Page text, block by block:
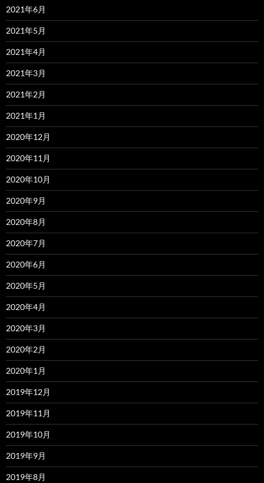
2021年6月
2021年5月
2021年4月
2021年3月
2021年2月
2021年1月
2020年12月
2020年11月
2020年10月
2020年9月
2020年8月
2020年7月
2020年6月
2020年5月
2020年4月
2020年3月
2020年2月
2020年1月
2019年12月
2019年11月
2019年10月
2019年9月
2019年8月